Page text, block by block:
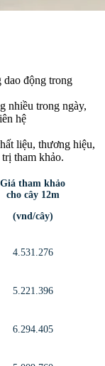
dao động trong
nhiều trong ngày,
hệ
liệu, thương hiệu,
tham khảo.
Giá tham khảo
cho cây 12m
(vnd/cây)
4.531.276
5.221.396
6.294.405